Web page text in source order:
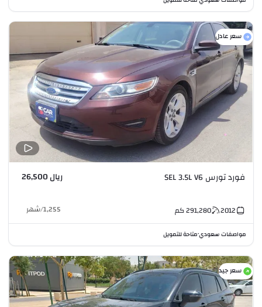
سعر عادل
فورد تورس SEL 3.5L V6 ريال 26,500
2012
291,280كم 1,255
/شهر
مواصفات سعودي•متاحة للتمويل
سعر جيد